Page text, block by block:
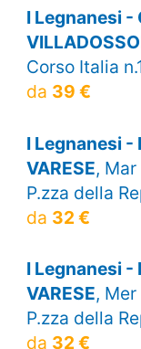
I Legnanesi -
Corso Italia
da 39 €
I Legnanesi
VARESE,
P.zza della
da 32 €
I Legnanesi
VARESE,
P.zza della
da 32 €